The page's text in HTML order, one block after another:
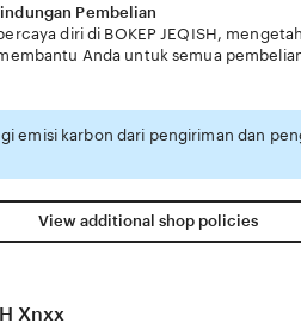
Pembelian
diri di BOKEP JEQISH,
Anda untuk semua
emisi karbon dari pengiriman dan
View additional shop policies
Xnxx